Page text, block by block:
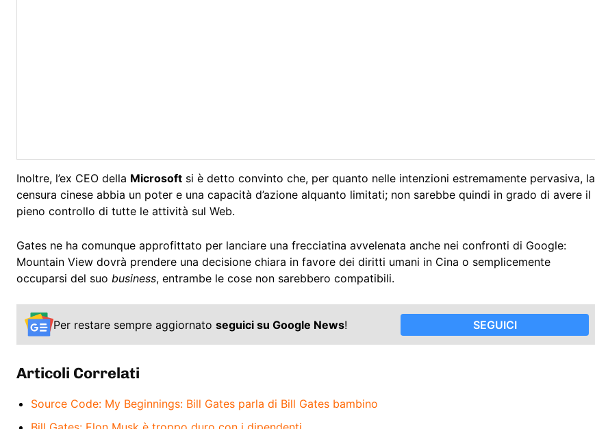
Inoltre, l’ex CEO della Microsoft si è detto convinto che, per quanto nelle intenzioni estremamente pervasiva, la
censura cinese abbia un poter e una capacità d’azione alquanto limitati; non sarebbe quindi in grado di avere il
pieno controllo di tutte le attività sul Web.
Gates ne ha comunque approfittato per lanciare una frecciatina avvelenata anche nei confronti di Google:
Mountain View dovrà prendere una decisione chiara in favore dei diritti umani in Cina o semplicemente
occuparsi del suo business, entrambe le cose non sarebbero compatibili.
Per restare sempre aggiornato seguici su Google News! SEGUICI
Articoli Correlati
Source Code: My Beginnings: Bill Gates parla di Bill Gates bambino